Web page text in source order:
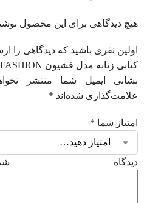
هیچ دیدگاهی برای این محصول
اولین نفری باشید که دیدگاهی را
کتانی زنانه مدل فشیون FASHION رنگ مشکی کد B124”
نشانی ایمیل شما منتشر
علامت‌گذاری شده‌اند *
امتیاز شما *